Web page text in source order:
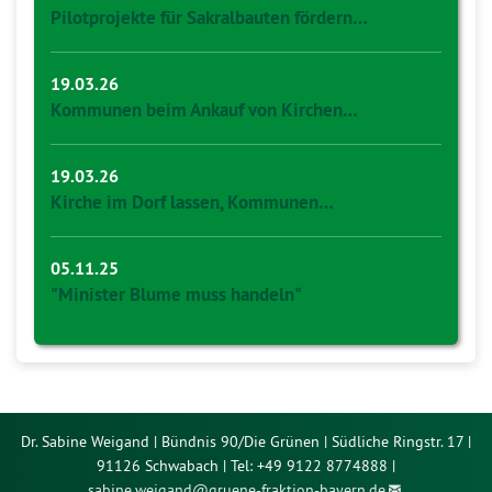
Pilotprojekte für Sakralbauten fördern…
19.03.26
Kommunen beim Ankauf von Kirchen…
19.03.26
Kirche im Dorf lassen, Kommunen…
05.11.25
"Minister Blume muss handeln"
Dr. Sabine Weigand | Bündnis 90/Die Grünen | Südliche Ringstr. 17 |
91126 Schwabach | Tel: +49 9122 8774888 |